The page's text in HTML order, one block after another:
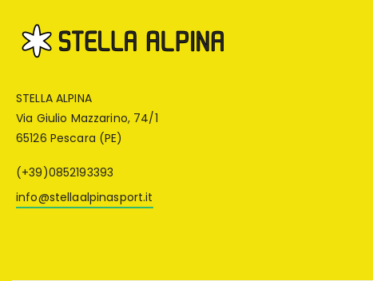
STELLA ALPINA
Via Giulio Mazzarino, 74/1
65126 Pescara (PE)
(+39)0852193393
info@stellaalpinasport.it